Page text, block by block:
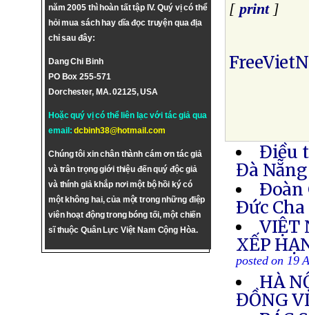
năm 2005 thì hoàn tất tập IV. Quý vị có thể
hỏi mua sách hay dĩa đọc truyện qua địa
chỉ sau đây:
Dang Chi Binh
PO Box 255-571
Dorchester, MA. 02125, USA
Hoặc quý vị có thể liên lạc với tác giả qua
email:dcbinh38@hotmail.com
Chúng tôi xin chân thành cám ơn tác giả
và trân trọng giới thiệu đến quý độc giả
và thính giả khắp nơi một bộ hồi ký có
một không hai, của một trong những điệp
viên hoạt động trong bóng tối, một chiến
sĩ thuộc Quân Lực Việt Nam Cộng Hòa.
[ print]
Điều
Đà Nẵng
Ðoàn
Ðức
VIỆT
XẾP
posted on 19
HÀ
ĐỒNG